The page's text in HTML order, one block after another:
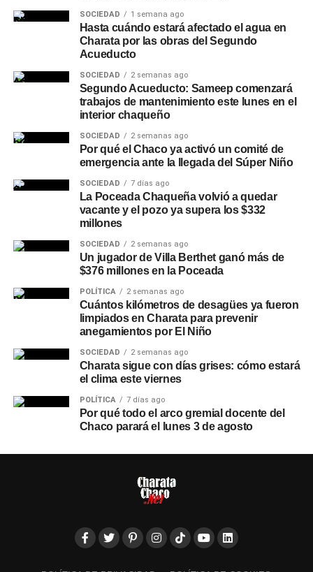
SOCIEDAD 1 semana ago
Hasta cuándo estará afectado el agua en
Charata por las obras del Segundo
Acueducto
SOCIEDAD 2 semanas ago
Segundo Acueducto: Sameep comenzará
trabajos de mantenimiento este lunes en el
interior chaqueño
SOCIEDAD 2 semanas ago
Por qué el Chaco ya activó un comité de
emergencia ante la llegada del Súper Niño
SOCIEDAD 7 días ago
La Poceada Chaqueña volvió a quedar
vacante y el pozo ya supera los $332
millones
SOCIEDAD 2 semanas ago
Un jugador de Villa Berthet ganó más de
$376 millones en la Poceada
POLÍTICA 2 semanas ago
Cuántos kilómetros de desagües ya fueron
limpiados en Charata para prevenir
anegamientos por El Niño
SOCIEDAD 2 semanas ago
Charata sigue con días grises: cómo estará
el clima este viernes
POLÍTICA 7 días ago
Por qué todo el arco gremial docente del
Chaco parará el lunes 3 de agosto